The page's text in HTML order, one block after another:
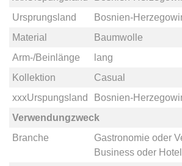
Ursprungsland
Bosnien-
Material
Baumwolle
Arm-/Beinlänge
lang
Kollektion
Casual
xxxUrspungsland
Bosnien-
Verwendungzweck
Branche
Gastronomie oder
Businessoder Hotel